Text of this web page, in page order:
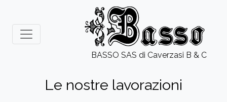
BASSO SAS di Caverzasi B & C
Le nostre lavorazioni